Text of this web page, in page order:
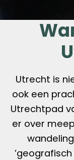
Utrecht is
ook een
Utrechtpad
er over